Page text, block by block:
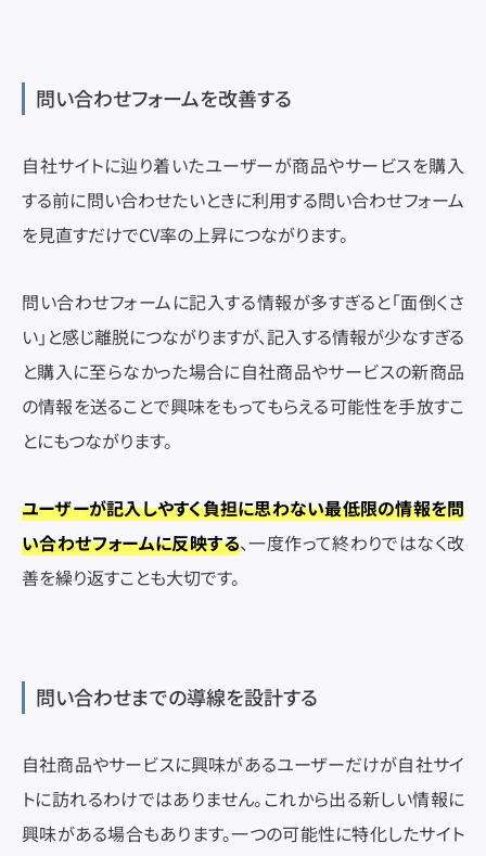
問い合わせフォームを改善する
自社サイトに辿り着いたユーザーが商品やサービスを購入
する前に問い合わせたいときに利用する問い合わせフォーム
を見直すだけでCV率の上昇につながります。
問い合わせフォームに記入する情報が多すぎると「面倒くさ
い」と感じ離脱につながりますが、記入する情報が少なすぎる
と購入に至らなかった場合に自社商品やサービスの新商品
の情報を送ることで興味をもってもらえる可能性を手放すこ
とにもつながります。
ユーザーが記入しやすく負担に思わない最低限の情報を問
い合わせフォームに反映する、一度作って終わりではなく改
善を繰り返すことも大切です。
問い合わせまでの導線を設計する
自社商品やサービスに興味があるユーザーだけが自社サイ
トに訪れるわけではありません。これから出る新しい情報に
興味がある場合もあります。一つの可能性に特化したサイト